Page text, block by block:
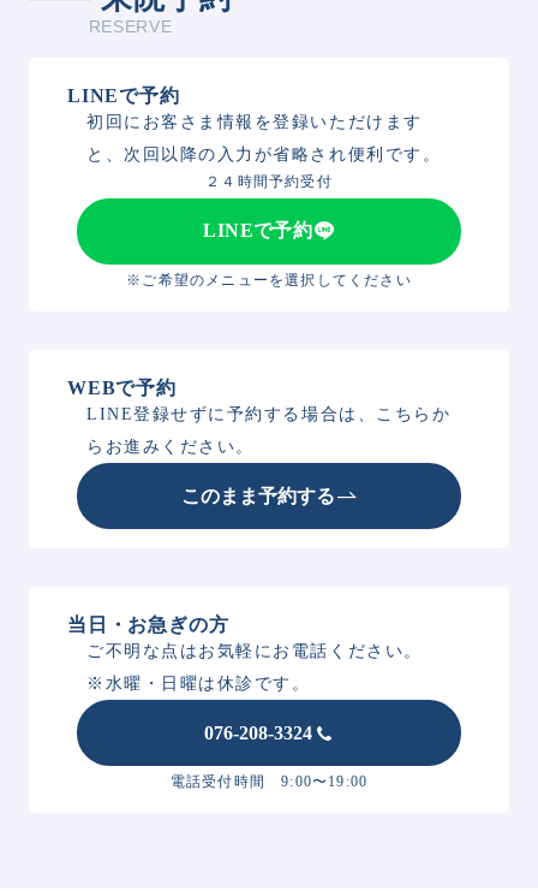
RESERVE
LINEで予約
初回にお客さま情報を登録いただけます
と、次回以降の入力が省略され便利です。
２４時間予約受付
LINEで予約
※ご希望のメニューを選択してください
WEBで予約
LINE登録せずに予約する場合は、こちらか
らお進みください。
このまま予約する
当日・お急ぎの方
ご不明な点はお気軽にお電話ください。
※水曜・日曜は休診です。
076-208-3324
電話受付時間 9:00〜19:00